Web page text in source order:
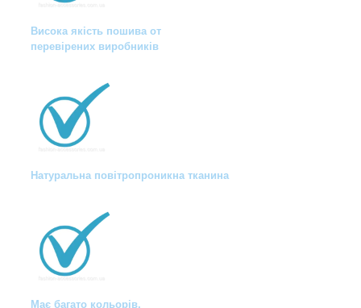
Висока якість пошива от
перевірених виробників
Натуральна повітропроникна тканина
Має багато кольорів,